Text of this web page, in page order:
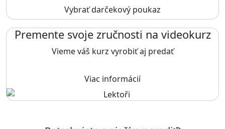
Vybrať darčekový poukaz
Premente svoje zručnosti na videokurz
Vieme váš kurz vyrobiť aj predať
Viac informácií